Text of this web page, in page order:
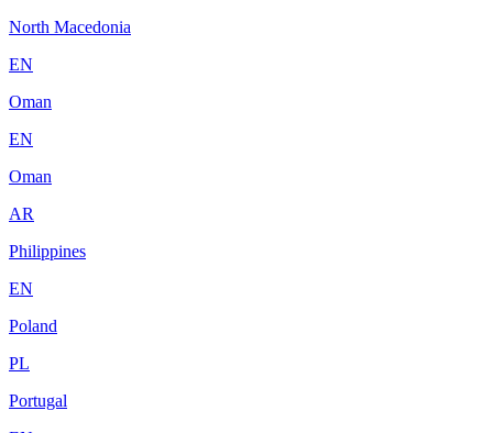
North Macedonia
EN
Oman
EN
Oman
AR
Philippines
EN
Poland
PL
Portugal